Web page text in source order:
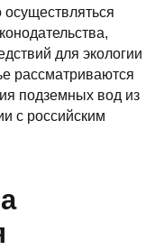
для экологии
рассматриваются
подземных вод из
с российским